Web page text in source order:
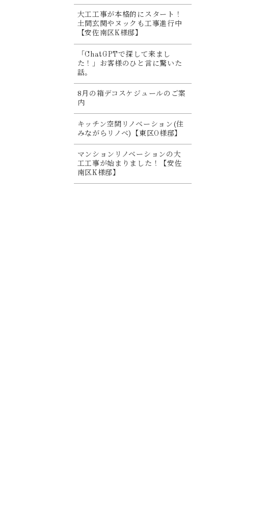
大工工事が本格的にスタート！
土間玄関やヌックも工事進行中
【安佐南区K様邸】
「ChatGPTで探して来まし
た！」お客様のひと言に驚いた
話。
8月の箱デコスケジュールのご案
内
キッチン空間リノベーション(住
みながらリノベ)【東区O様邸】
マンションリノベーションの大
工工事が始まりました！【安佐
南区K様邸】